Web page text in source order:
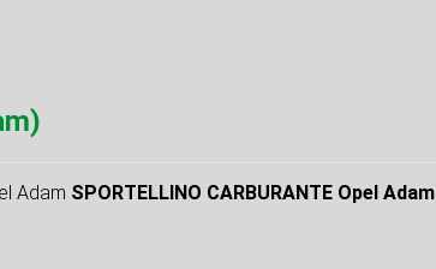
SPORTELLINO CARBURANTE Opel Adam